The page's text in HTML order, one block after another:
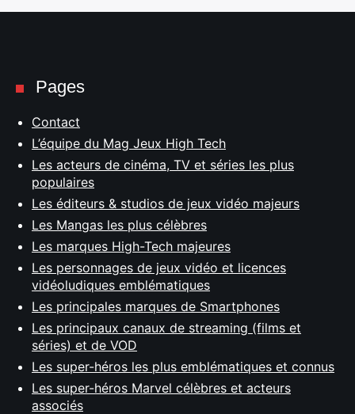
Pages
Contact
L’équipe du Mag Jeux High Tech
Les acteurs de cinéma, TV et séries les plus
populaires
Les éditeurs & studios de jeux vidéo majeurs
Les Mangas les plus célèbres
Les marques High-Tech majeures
Les personnages de jeux vidéo et licences
vidéoludiques emblématiques
Les principales marques de Smartphones
Les principaux canaux de streaming (films et
séries) et de VOD
Les super-héros les plus emblématiques et connus
Les super-héros Marvel célèbres et acteurs
associés